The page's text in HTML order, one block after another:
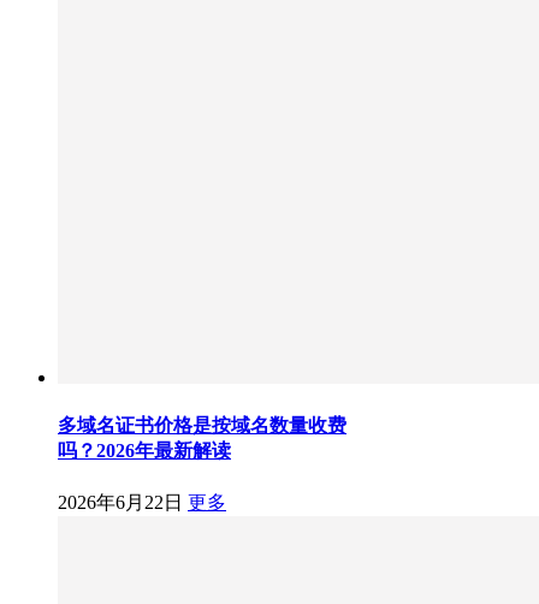
多域名证书价格是按域名数量收费
吗？2026年最新解读
2026年6月22日 更多